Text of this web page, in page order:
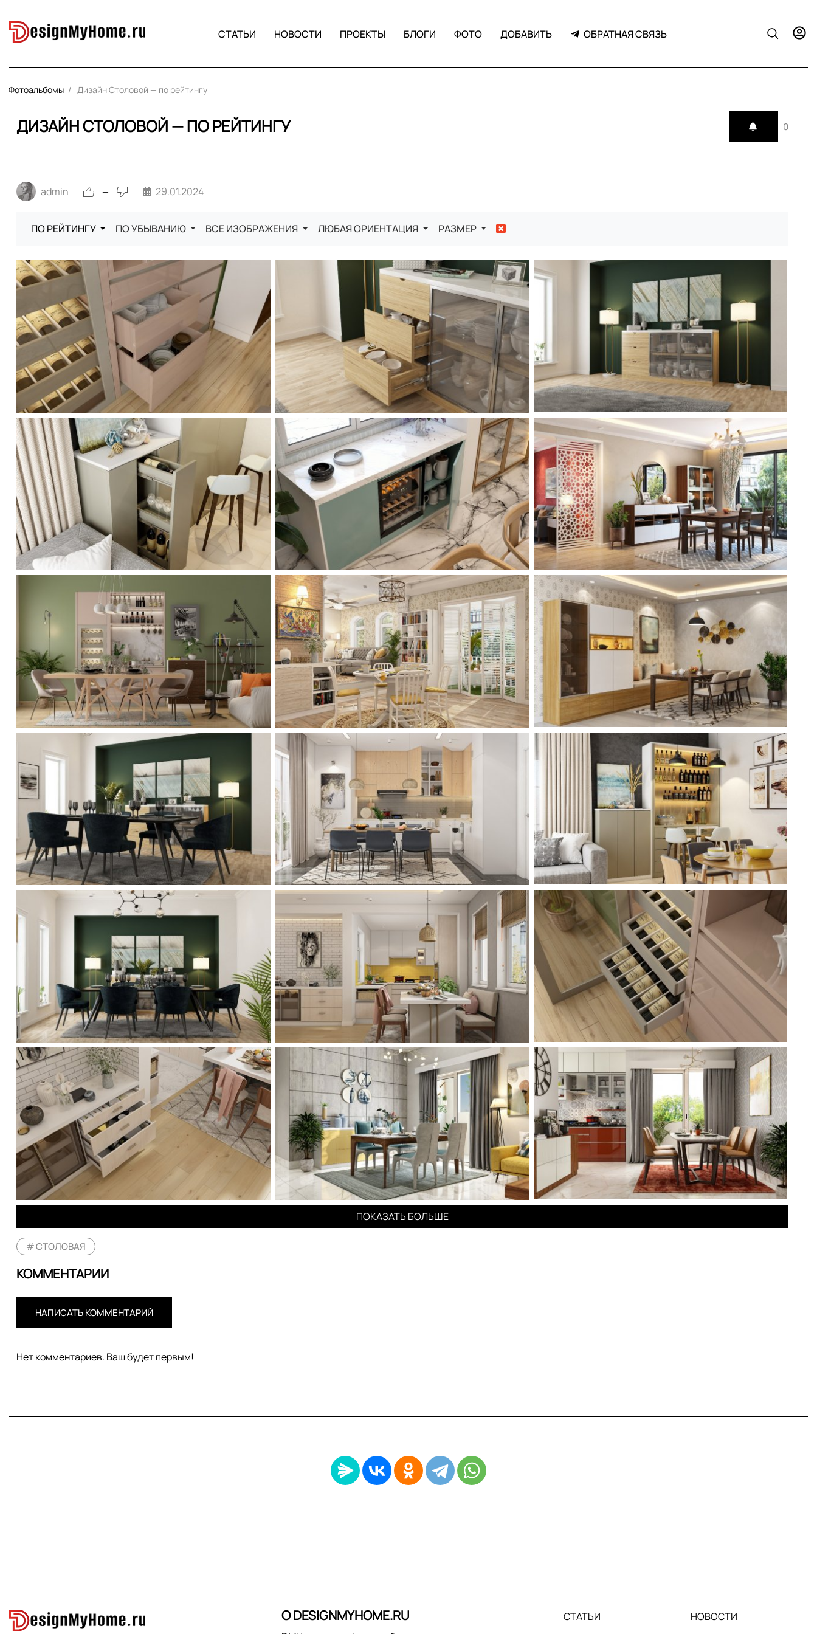
СТАТЬИ НОВОСТИ ПРОЕКТЫ БЛОГИ ФОТО ДОБАВИТЬ ОБРАТНАЯ СВЯЗЬ
Фотоальбомы Дизайн Столовой — по рейтингу
ДИЗАЙН СТОЛОВОЙ — ПО РЕЙТИНГУ 0
admin — 29.01.2024
ПО РЕЙТИНГУ ПО УБЫВАНИЮ ВСЕ ИЗОБРАЖЕНИЯ ЛЮБАЯ ОРИЕНТАЦИЯ РАЗМЕР
ПОКАЗАТЬ БОЛЬШЕ
СТОЛОВАЯ
КОММЕНТАРИИ
НАПИСАТЬ КОММЕНТАРИЙ
Нет комментариев. Ваш будет первым!
О DESIGNMYHOME.RU СТАТЬИ НОВОСТИ